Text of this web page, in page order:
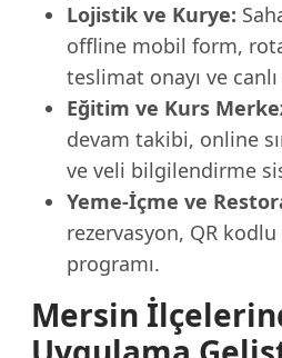
Lojistik ve Kurye:
offline mobil form,
teslimat onayı ve
Eğitim ve Kurs
devam takibi, online
ve veli bilgilendirme
Yeme-İçme ve
rezervasyon, QR
programı.
Mersin